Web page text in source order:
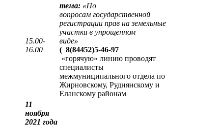
15.00-
16.00
тема: «По
вопросам государственной
регистрации прав на земельные
участки в упрощенном
виде»
( 8(84452)5-46-97
«горячую» линию проводят
специалисты
межмуниципального отдела по
Жирновскому, Руднянскому и
Еланскому районам
11
ноября
2021 года